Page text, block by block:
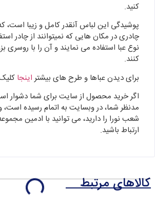
کنید.
پوشیدگی این لباس آنقدر کامل و زیبا است،
چادری در مکان هایی که نمیتوانند از چادر
نوع عبا استفاده می نمایند و آن را با روسری
کنند.
برای دیدن عباها و طرح های بیشتر اینجا
اگر خرید محصول از سایت برای شما دشوار
مدنظر شما، در وبسایت به اتمام رسیده است،
شعب نورا را دارید، می توانید با ادمین
ارتباط باشید.
کالاهای مرتبط